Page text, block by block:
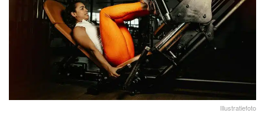
Illustratiefoto